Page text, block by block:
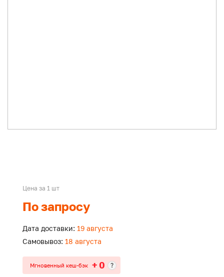
Цена за 1 шт
По запросу
Дата доставки: 19 августа
Самовывоз: 18 августа
Мгновенный кеш-бэк + 0 ?